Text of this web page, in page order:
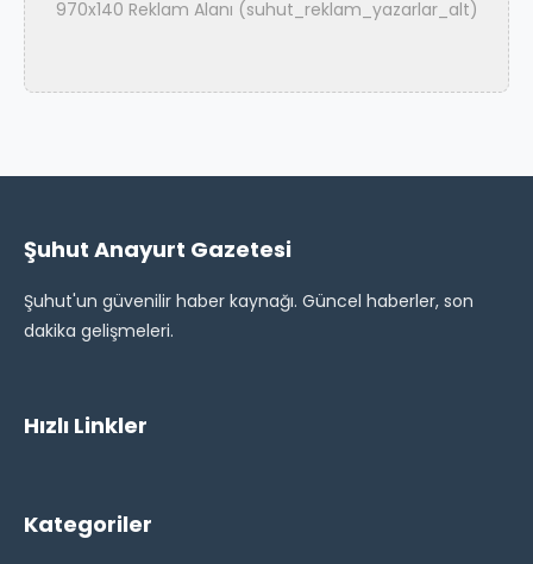
970x140 Reklam Alanı (suhut_reklam_yazarlar_alt)
Şuhut Anayurt Gazetesi
Şuhut'un güvenilir haber kaynağı. Güncel haberler, son
dakika gelişmeleri.
Hızlı Linkler
Kategoriler